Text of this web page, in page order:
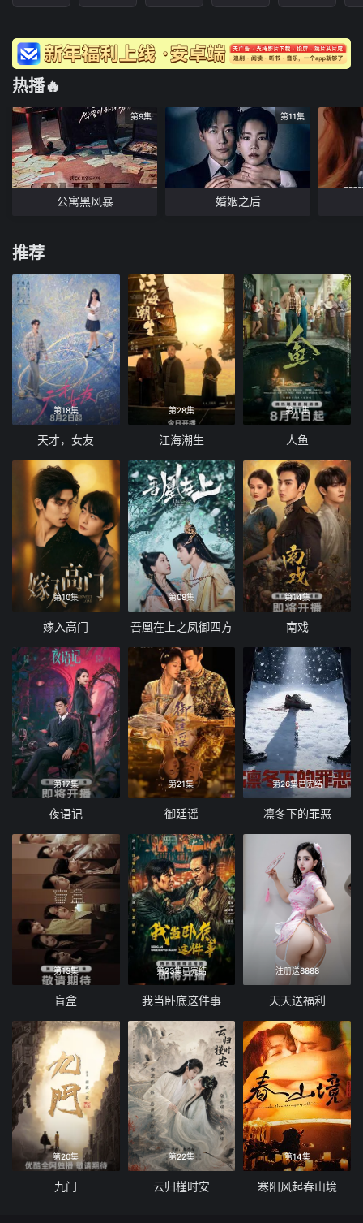
热播🔥
第9集
公寓黑风暴
第11集
婚姻之后
推荐
第18集
天才，女友
第28集
江海潮生
第11集
人鱼
第10集
嫁入高门
第08集
吾凰在上之凤御四方
第14集
南戏
第17集
夜语记
第21集
御廷谣
第26集已完结
凛冬下的罪恶
第13集
盲盒
第23集已完结
我当卧底这件事
注册送8888
天天送福利
第20集
九门
第22集
云归槿时安
第14集
寒阳风起春山境